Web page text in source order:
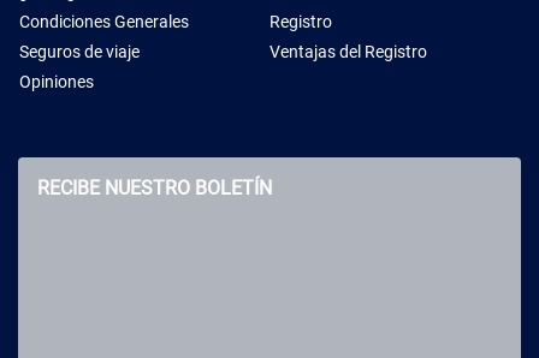
Condiciones Generales
Seguros de viaje
Opiniones
Registro
Ventajas del Registro
RECIBE NUESTRO BOLETÍN